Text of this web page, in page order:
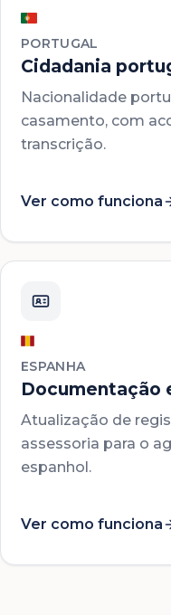
PORTUGAL
Cidadania
Nacionalidade
casamento, com
transcrição.
Ver como funciona
ESPANHA
Documentação
Atualização de
assessoria para o
espanhol.
Ver como funciona